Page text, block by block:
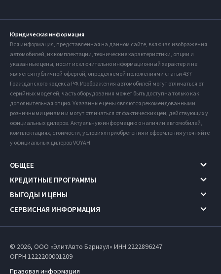
Юридическая информация
Вся информация, представленная на данном сайте, включая изображения
автомобилей, их комплектации, технические характеристики, опции и
указанные цены, носит исключительно информационный характер и не
является публичной офертой, определяемой положениями статьи 437
Гражданского кодекса РФ. Изображения автомобилей могут отличаться от
серийных моделей, часть оборудования может быть доступна только как
дополнительная опция. Указанные цены являются рекомендованными
розничными ценами и могут отличаться от фактических цен, действующих у
официальных дилеров. Актуальную информацию о наличии автомобилей,
комплектациях, стоимости, условиях приобретения и оформления уточняйте
у официальных дилеров VOYAH.
ОБЩЕЕ
КРЕДИТНЫЕ ПРОГРАММЫ
ВЫГОДЫ И ЦЕНЫ
СЕРВИСНАЯ ИНФОРМАЦИЯ
© 2026, ООО «ЭлитАвто Барнаул» ИНН 2222896247
ОГРН 1222200001209
Правовая информация